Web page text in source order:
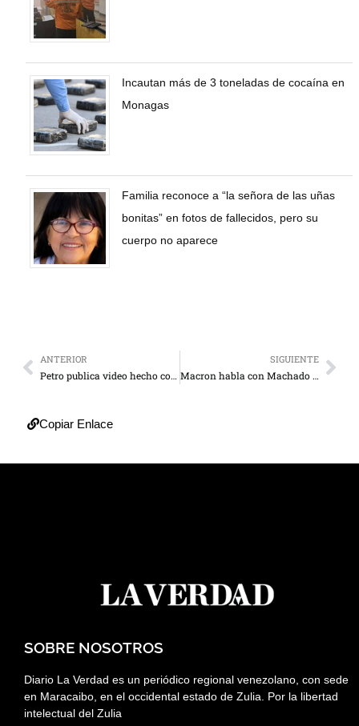
Incautan más de 3 toneladas de cocaína en
Monagas
Familia reconoce a “la señora de las uñas
bonitas” en fotos de fallecidos, pero su
cuerpo no aparece
ANTERIOR
Petro publica video hecho con IA tocando guaracha con otros presidentes
SIGUIENTE
Macron habla con Machado de la “importancia” de una “transición democrática” en Venezuela
Copiar Enlace
SOBRE NOSOTROS
Diario La Verdad es un periódico regional venezolano, con sede
en Maracaibo, en el occidental estado de Zulia. Por la libertad
intelectual del Zulia